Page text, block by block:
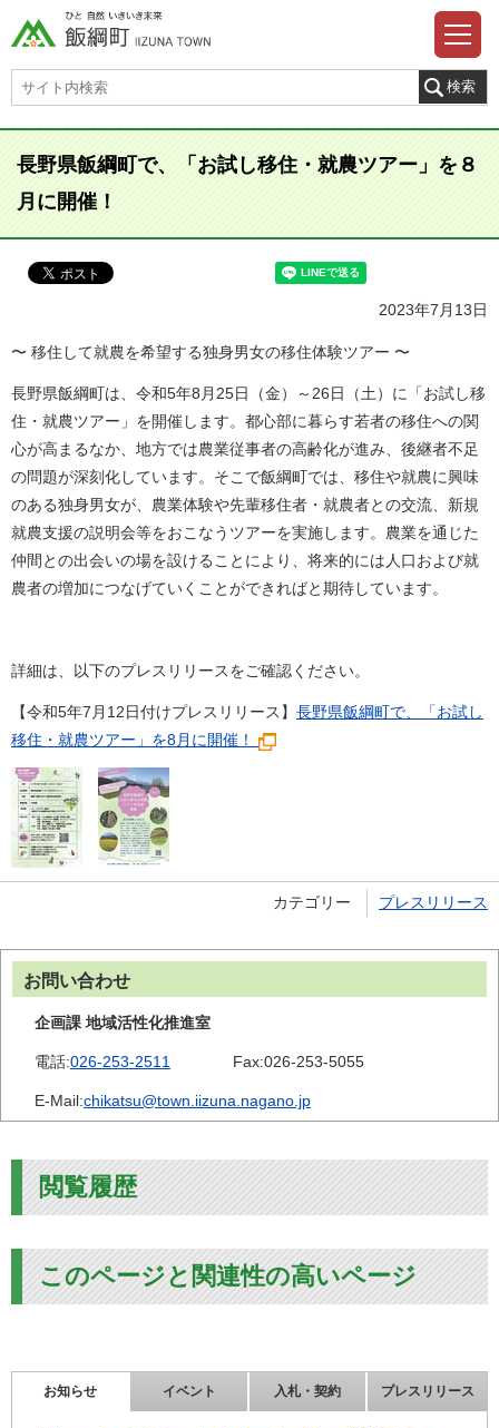
長野県飯綱町で、「お試し移住・就農ツアー」を８
月に開催！
2023年7月13日
〜 移住して就農を希望する独身男女の移住体験ツアー 〜
長野県飯綱町は、令和5年8月25日（金）～26日（土）に「お試し移
住・就農ツアー」を開催します。都心部に暮らす若者の移住への関
心が高まるなか、地方では農業従事者の高齢化が進み、後継者不足
の問題が深刻化しています。そこで飯綱町では、移住や就農に興味
のある独身男女が、農業体験や先輩移住者・就農者との交流、新規
就農支援の説明会等をおこなうツアーを実施します。農業を通じた
仲間との出会いの場を設けることにより、将来的には人口および就
農者の増加につなげていくことができればと期待しています。
詳細は、以下のプレスリリースをご確認ください。
【令和5年7月12日付けプレスリリース】 長野県飯綱町で、「お試し
移住・就農ツアー」を8月に開催！
カテゴリー プレスリリース
お問い合わせ
企画課 地域活性化推進室
電話:026-253-2511 Fax:026-253-5055
E-Mail:chikatsu@town.iizuna.nagano.jp
閲覧履歴
このページと関連性の高いページ
お知らせ イベント 入札・契約 プレスリリース